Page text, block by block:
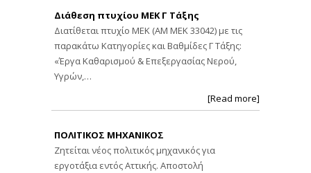
Διάθεση πτυχίου ΜΕΚ Γ Τάξης
Διατίθεται πτυχίο ΜΕΚ (ΑΜ ΜΕΚ 33042) με τις
παρακάτω Κατηγορίες και Βαθμίδες Γ Τάξης:
«Έργα Καθαρισμού & Επεξεργασίας Νερού,
Υγρών,…
[Read more]
ΠΟΛΙΤΙΚΟΣ ΜΗΧΑΝΙΚΟΣ
Ζητείται νέος πολιτικός μηχανικός για
εργοτάξια εντός Αττικής. Αποστολή